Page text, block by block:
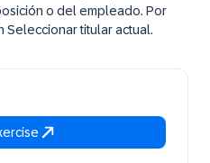
o del empleado. Por
titular actual.